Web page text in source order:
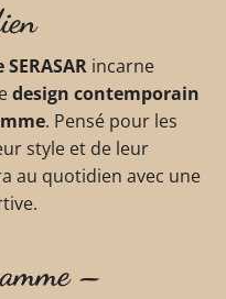
incarne
design contemporain
. Pensé pour les
style et de leur
au quotidien avec une
–